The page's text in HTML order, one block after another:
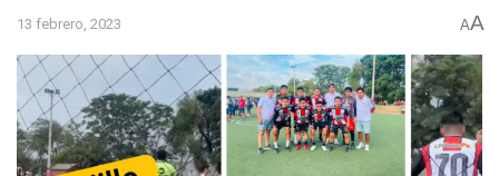
13 febrero, 2023 AA